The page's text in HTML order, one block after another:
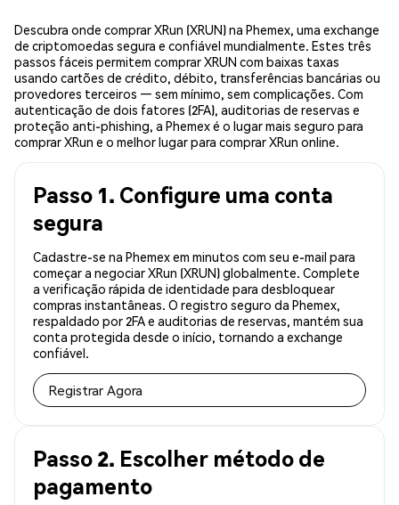
Descubra onde comprar XRun (XRUN) na Phemex, uma exchange
de criptomoedas segura e confiável mundialmente. Estes três
passos fáceis permitem comprar XRUN com baixas taxas
usando cartões de crédito, débito, transferências bancárias ou
provedores terceiros — sem mínimo, sem complicações. Com
autenticação de dois fatores (2FA), auditorias de reservas e
proteção anti-phishing, a Phemex é o lugar mais seguro para
comprar XRun e o melhor lugar para comprar XRun online.
Passo 1. Configure uma conta
segura
Cadastre-se na Phemex em minutos com seu e-mail para
começar a negociar XRun (XRUN) globalmente. Complete
a verificação rápida de identidade para desbloquear
compras instantâneas. O registro seguro da Phemex,
respaldado por 2FA e auditorias de reservas, mantém sua
conta protegida desde o início, tornando a exchange
confiável.
Registrar Agora
Passo 2. Escolher método de
pagamento